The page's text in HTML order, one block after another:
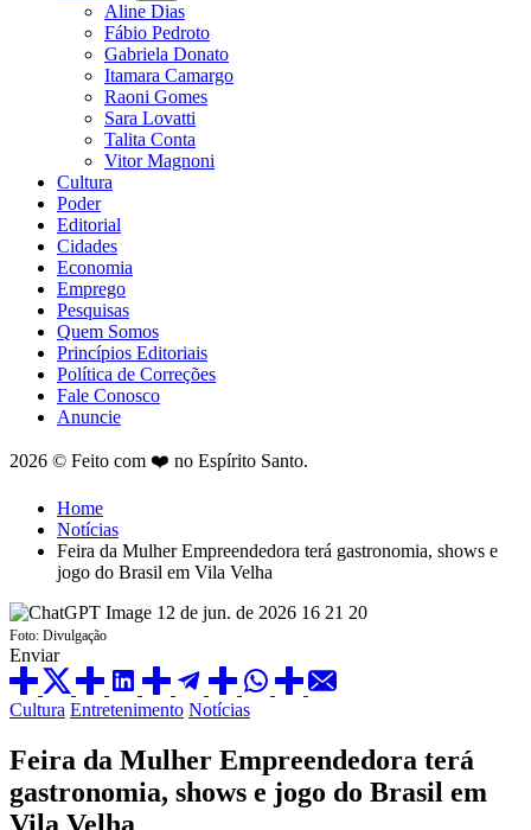
Aline Dias
Fábio Pedroto
Gabriela Donato
Itamara Camargo
Raoni Gomes
Sara Lovatti
Talita Conta
Vitor Magnoni
Cultura
Poder
Editorial
Cidades
Economia
Emprego
Pesquisas
Quem Somos
Princípios Editoriais
Política de Correções
Fale Conosco
Anuncie
2026 © Feito com ❤️ no Espírito Santo.
Home
Notícias
Feira da Mulher Empreendedora terá gastronomia, shows e
jogo do Brasil em Vila Velha
Foto: Divulgação
Enviar
Cultura Entretenimento Notícias
Feira da Mulher Empreendedora terá
gastronomia, shows e jogo do Brasil em